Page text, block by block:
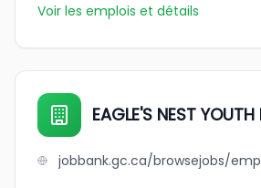
Voir les emplois et détails
EAGLE'S NEST